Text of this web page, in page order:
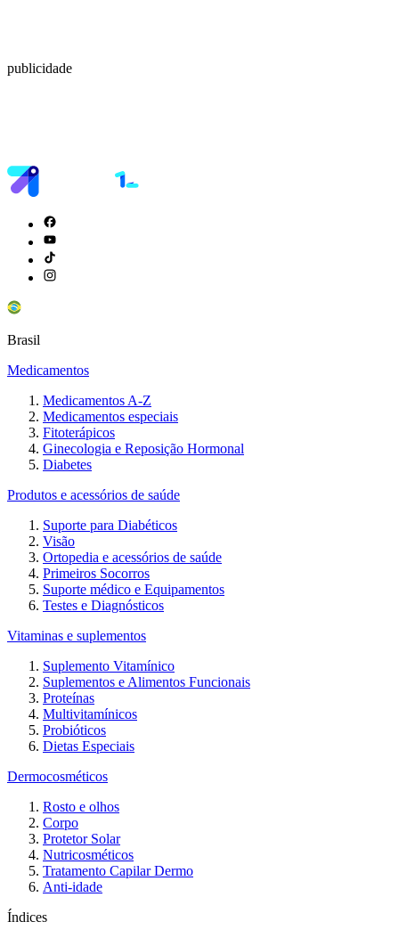
publicidade
Brasil
Medicamentos
Medicamentos A-Z
Medicamentos especiais
Fitoterápicos
Ginecologia e Reposição Hormonal
Diabetes
Produtos e acessórios de saúde
Suporte para Diabéticos
Visão
Ortopedia e acessórios de saúde
Primeiros Socorros
Suporte médico e Equipamentos
Testes e Diagnósticos
Vitaminas e suplementos
Suplemento Vitamínico
Suplementos e Alimentos Funcionais
Proteínas
Multivitamínicos
Probióticos
Dietas Especiais
Dermocosméticos
Rosto e olhos
Corpo
Protetor Solar
Nutricosméticos
Tratamento Capilar Dermo
Anti-idade
Índices